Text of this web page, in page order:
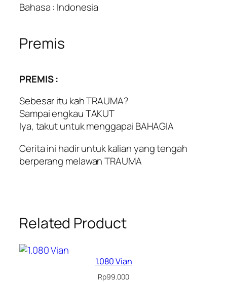
Bahasa : Indonesia
Premis
PREMIS :
Sebesar itu kah TRAUMA?
Sampai engkau TAKUT
Iya, takut untuk menggapai BAHAGIA
Cerita ini hadir untuk kalian yang tengah
berperang melawan TRAUMA
Related Product
1.080 Vian
Rp99.000